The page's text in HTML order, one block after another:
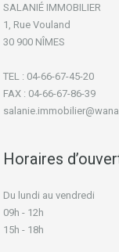
SALANIÉ IMMOBILIER
1, Rue Vouland
30 900 NÎMES
TEL : 04-66-67-45-20
FAX : 04-66-67-86-39
Horaires
Du lundi au vendredi
09h - 12h
15h - 18h